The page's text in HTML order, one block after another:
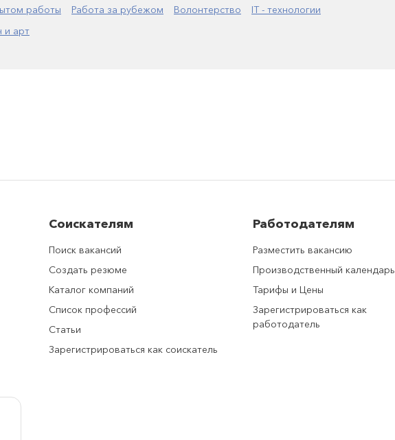
работы Работа за рубежом Волонтерство
IT - технологии
и арт
Соискателям
Поиск вакансий
Создать резюме
Каталог компаний
Список профессий
Статьи
Зарегистрироваться как соискатель
Работодателям
Разместить вакансию
Производственный календарь
Тарифы и Цены
Зарегистрироваться как
работодатель